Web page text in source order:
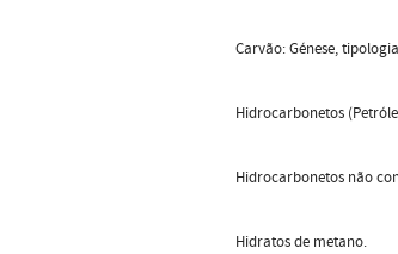
Carvão: Génese,
Hidrocarbonetos
Hidrocarbonetos não
Hidratos de metano.